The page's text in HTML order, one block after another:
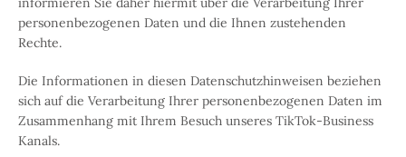
personenbezogenen Daten und die Ihnen zustehenden
Rechte.
Die Informationen in diesen Datenschutzhinweisen beziehen
sich auf die Verarbeitung Ihrer personenbezogenen Daten im
Zusammenhang mit Ihrem Besuch unseres TikTok-Business
Kanals.